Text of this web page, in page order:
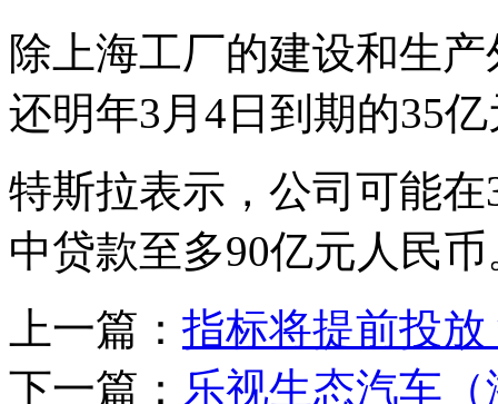
除上海工厂的建设和生
还明年3月4日到期的35
特斯拉表示，公司可能
中贷款至多90亿元人民币
上一篇： 指标将提前投放
下一篇： 乐视生态汽车